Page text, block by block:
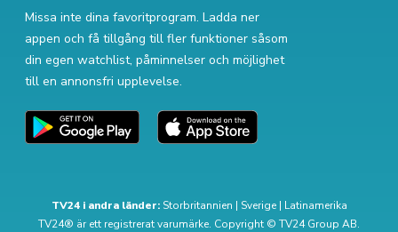
Missa inte dina favoritprogram. Ladda ner
appen och få tillgång till fler funktioner såsom
din egen watchlist, påminnelser och möjlighet
till en annonsfri upplevelse.
TV24 i andra länder: Storbritannien | Sverige| Latinamerika
TV24® är ett registrerat varumärke. Copyright © TV24 Group AB.